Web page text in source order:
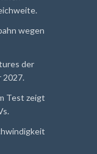
wegen
der
2027.
Test zeigt